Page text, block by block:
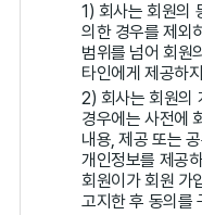
1) 회사는 회원의
의한 경우를 제외
범위를 넘어 회원
타인에게 제공하
2) 회사는 회원의
경우에는 사전에
내용, 제공 또는
개인정보를 제공
회원이가 회원 가
고지한 후 동의를